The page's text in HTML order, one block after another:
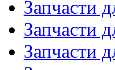
Запчасти
Запчасти
Запчасти